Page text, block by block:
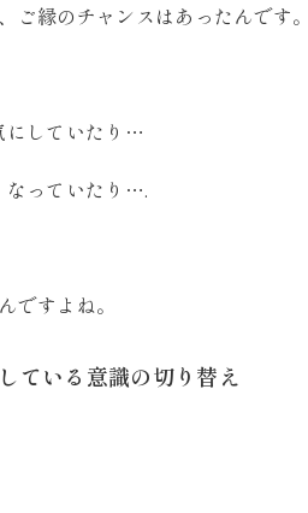
ご縁のチャンスはあったんです
にしていたり…
なっていたり….
ですよね。
ている意識の切り替え